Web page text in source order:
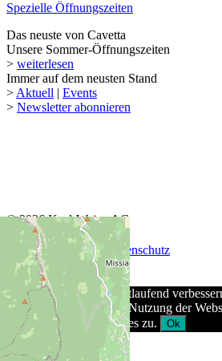
Spezielle Öffnungszeiten
Das neuste von Cavetta
Unsere Sommer-Öffnungszeiten
> weiterlesen
Immer auf dem neusten Stand
> Aktuell | Events
> Newsletter abonnieren
© 2026 Keel-Weine AG
AGB|Impressum| Datenschutz
Um unsere Webseite fortlaufend
wir Cookies. Durch die Nutzung der
Verwendung von Cookies zu.
Ok